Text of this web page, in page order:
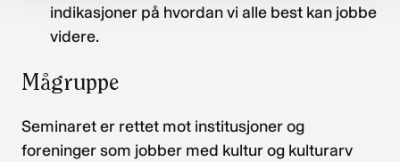
indikasjoner på hvordan vi alle best kan jobbe
videre.
Mågruppe
Seminaret er rettet mot institusjoner og
foreninger som jobber med kultur og kulturarv